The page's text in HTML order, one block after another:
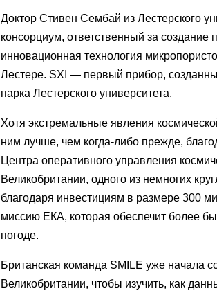
Доктор Стивен Сембай из Лестерского
консорциум, ответственный за создание
инновационная технология
Лестере. SXI — первый прибор,
парка Лестерского университета.
Хотя экстремальные явления
ним лучше, чем когда-либо прежде,
Центра оперативного управления
Великобритании, одного из немногих
благодаря инвестициям в размере 300
миссию ЕКА, которая обеспечит более
погоде.
Британская команда SMILE уже начала
Великобритании, чтобы изучить, как